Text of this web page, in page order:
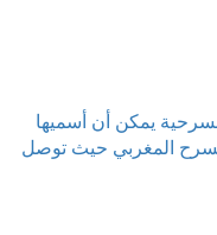
يمكن أن أسميها
المغربي حيث توصل